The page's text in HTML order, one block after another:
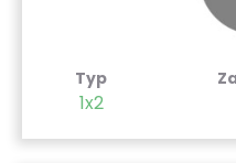
Typ
1x2